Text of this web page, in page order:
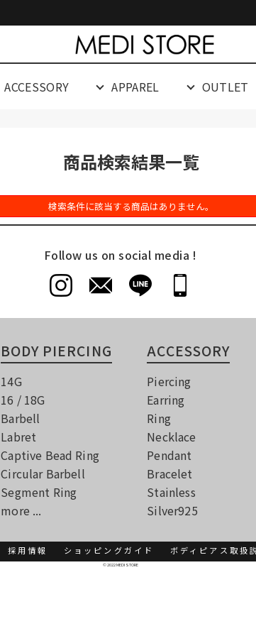
ACCESSORY APPAREL OUTLET
商品検索結果一覧
検索条件に該当する商品はありません。
Follow us on social media !
BODY PIERCING
14G
16 / 18G
Barbell
Labret
Captive Bead Ring
Circular Barbell
Segment Ring
more ...
ACCESSORY
Piercing
Earring
Ring
Necklace
Pendant
Bracelet
Stainless
Silver925
採用情報 ショッピングガイド ボディピアス取扱
© 2022 MEDI STORE